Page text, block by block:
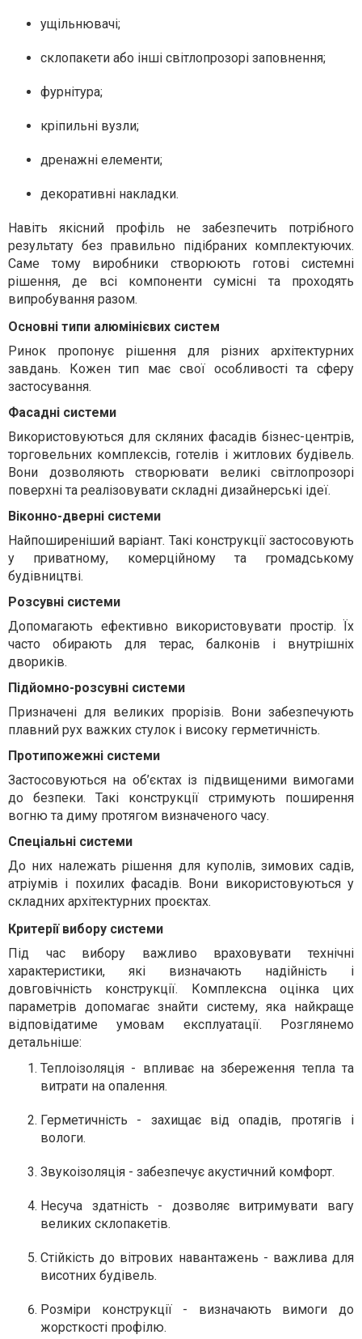
ущільнювачі;
склопакети або інші світлопрозорі заповнення;
фурнітура;
кріпильні вузли;
дренажні елементи;
декоративні накладки.
Навіть якісний профіль не забезпечить потрібного
результату без правильно підібраних комплектуючих.
Саме тому виробники створюють готові системні
рішення, де всі компоненти сумісні та проходять
випробування разом.
Основні типи алюмінієвих систем
Ринок пропонує рішення для різних архітектурних
завдань. Кожен тип має свої особливості та сферу
застосування.
Фасадні системи
Використовуються для скляних фасадів бізнес-центрів,
торговельних комплексів, готелів і житлових будівель.
Вони дозволяють створювати великі світлопрозорі
поверхні та реалізовувати складні дизайнерські ідеї.
Віконно-дверні системи
Найпоширеніший варіант. Такі конструкції застосовують
у приватному, комерційному та громадському
будівництві.
Розсувні системи
Допомагають ефективно використовувати простір. Їх
часто обирають для терас, балконів і внутрішніх
двориків.
Підйомно-розсувні системи
Призначені для великих прорізів. Вони забезпечують
плавний рух важких стулок і високу герметичність.
Протипожежні системи
Застосовуються на об’єктах із підвищеними вимогами
до безпеки. Такі конструкції стримують поширення
вогню та диму протягом визначеного часу.
Спеціальні системи
До них належать рішення для куполів, зимових садів,
атріумів і похилих фасадів. Вони використовуються у
складних архітектурних проєктах.
Критерії вибору системи
Під час вибору важливо враховувати технічні
характеристики, які визначають надійність і
довговічність конструкції. Комплексна оцінка цих
параметрів допомагає знайти систему, яка найкраще
відповідатиме умовам експлуатації. Розглянемо
детальніше:
Теплоізоляція - впливає на збереження тепла та
витрати на опалення.
Герметичність - захищає від опадів, протягів і
вологи.
Звукоізоляція - забезпечує акустичний комфорт.
Несуча здатність - дозволяє витримувати вагу
великих склопакетів.
Стійкість до вітрових навантажень - важлива для
висотних будівель.
Розміри конструкції - визначають вимоги до
жорсткості профілю.